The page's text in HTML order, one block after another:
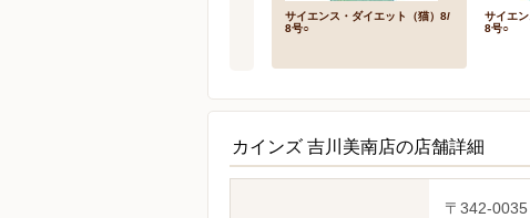
サイエンス・ダイエット（猫）8/
8号○
サイエ
8号○
カインズ 吉川美南店の店舗詳細
〒342-0035